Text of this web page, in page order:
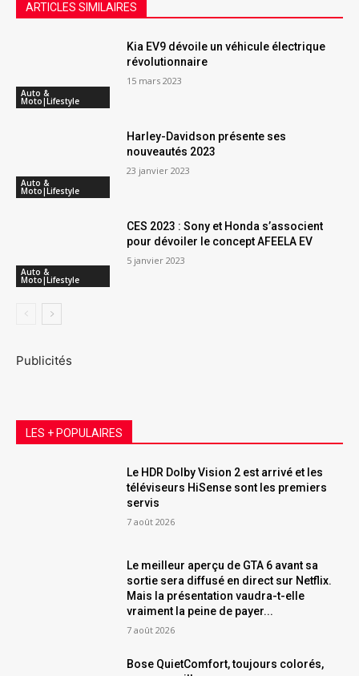
ARTICLES SIMILAIRES
Auto &
Moto|Lifestyle
Kia EV9 dévoile un véhicule électrique
révolutionnaire
15 mars 2023
Auto &
Moto|Lifestyle
Harley-Davidson présente ses
nouveautés 2023
23 janvier 2023
Auto &
Moto|Lifestyle
CES 2023 : Sony et Honda s’associent
pour dévoiler le concept AFEELA EV
5 janvier 2023
Publicités
LES + POPULAIRES
Le HDR Dolby Vision 2 est arrivé et les
téléviseurs HiSense sont les premiers
servis
7 août 2026
Le meilleur aperçu de GTA 6 avant sa
sortie sera diffusé en direct sur Netflix.
Mais la présentation vaudra-t-elle
vraiment la peine de payer...
7 août 2026
Bose QuietComfort, toujours colorés,